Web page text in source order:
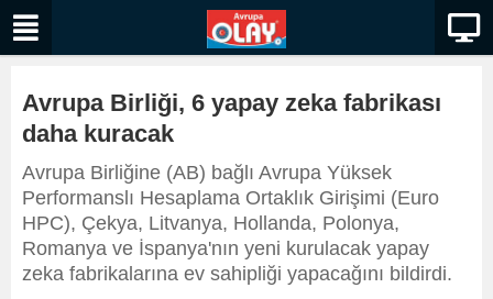
Avrupa Birliği, 6 yapay zeka fabrikası
daha kuracak
Avrupa Birliğine (AB) bağlı Avrupa Yüksek
Performanslı Hesaplama Ortaklık Girişimi (Euro
HPC), Çekya, Litvanya, Hollanda, Polonya,
Romanya ve İspanya'nın yeni kurulacak yapay
zeka fabrikalarına ev sahipliği yapacağını bildirdi.